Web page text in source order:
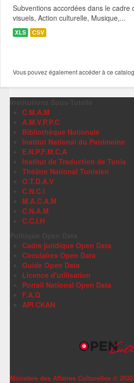
Subventions accordées dans le
visuels, Action culturelle, Musique,...
XLS CSV
Vous pouvez également accéder à ce
C.M.A.M
A.M.V.P.P.C
Bibliothèque Nationale
Institut National du Patrimoine
E.N.P.F.M.C.A
Institut de Traduction de Tunis
Théâtre National Tunisien
O.T.D.A.V
C.N.C.I
M.A.C.A.M
C.N.A.M
C.C.I.H
Cadre juridique Open Data
Circulaires Open Data
Guide Open Data
Licence d'utilisation
Portail National Open Data
F.A.Q
API CKAN
Ministère des Affaires Culturelles © 2026